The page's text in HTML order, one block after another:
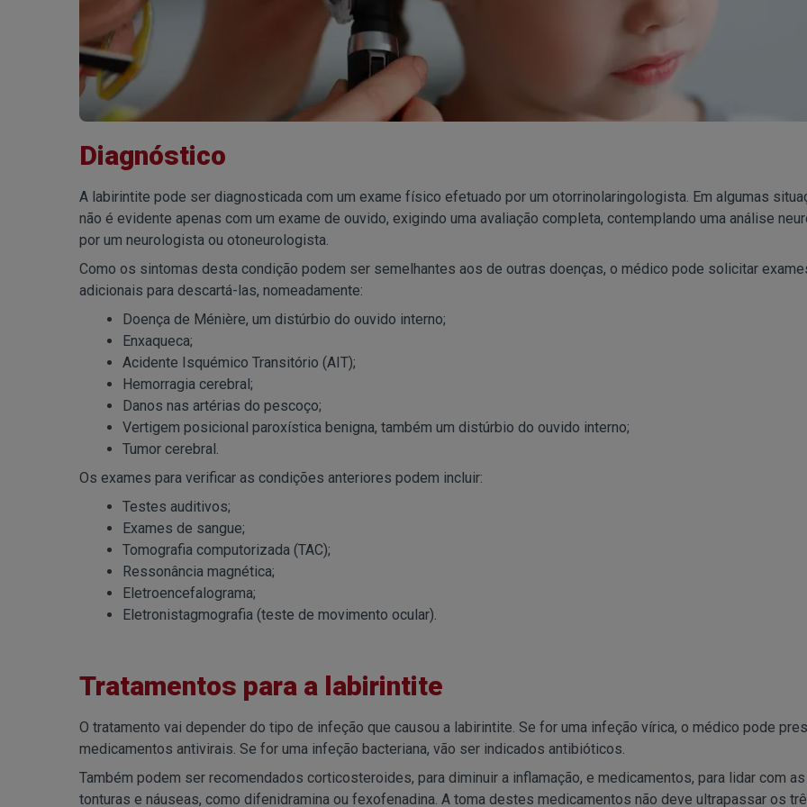
Diagnóstico
A labirintite pode ser diagnosticada com um exame físico efetuado por um otorrinolaringologista. Em algumas
não é evidente apenas com um exame de ouvido, exigindo uma avaliação completa, contemplando uma análise
por um neurologista ou otoneurologista.
Como os sintomas desta condição podem ser semelhantes aos de outras doenças, o médico pode solicitar
adicionais para descartá-las, nomeadamente:
Doença de Ménière, um distúrbio do ouvido interno;
Enxaqueca;
Acidente Isquémico Transitório (AIT);
Hemorragia cerebral;
Danos nas artérias do pescoço;
Vertigem posicional paroxística benigna, também um distúrbio do ouvido interno;
Tumor cerebral.
Os exames para verificar as condições anteriores podem incluir:
Testes auditivos;
Exames de sangue;
Tomografia computorizada (TAC);
Ressonância magnética;
Eletroencefalograma;
Eletronistagmografia (teste de movimento ocular).
Tratamentos para a labirintite
O tratamento vai depender do tipo de infeção que causou a labirintite. Se for uma infeção vírica, o médico pode
medicamentos antivirais. Se for uma infeção bacteriana, vão ser indicados antibióticos.
Também podem ser recomendados corticosteroides, para diminuir a inflamação, e medicamentos, para lidar com as
tonturas e náuseas, como difenidramina ou fexofenadina. A toma destes medicamentos não deve ultrapassar os